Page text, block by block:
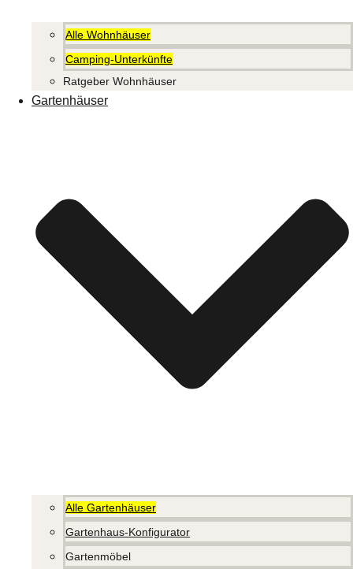
Alle Wohnhäuser
Camping-Unterkünfte
Ratgeber Wohnhäuser
Gartenhäuser
Alle Gartenhäuser
Gartenhaus-Konfigurator
Gartenmöbel